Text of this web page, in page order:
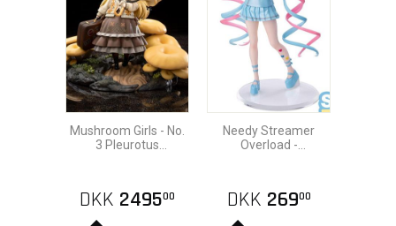
Mushroom Girls - No.
3 Pleurotus
DKK 249500
Needy Streamer
Overload -
DKK 26900